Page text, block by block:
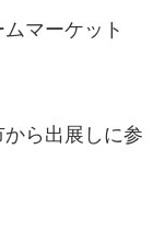
マーケット
ら出展しに参